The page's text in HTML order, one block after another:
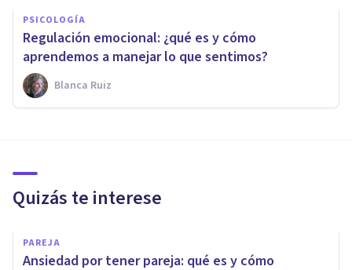
PSICOLOGÍA
Regulación emocional: ¿qué es y cómo
aprendemos a manejar lo que sentimos?
Blanca Ruiz
Quizás te interese
PAREJA
Ansiedad por tener pareja: qué es y cómo